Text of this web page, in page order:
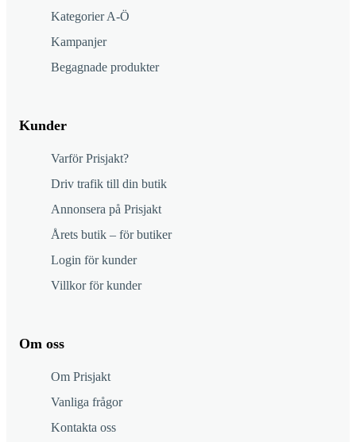
Kategorier A-Ö
Kampanjer
Begagnade produkter
Kunder
Varför Prisjakt?
Driv trafik till din butik
Annonsera på Prisjakt
Årets butik – för butiker
Login för kunder
Villkor för kunder
Om oss
Om Prisjakt
Vanliga frågor
Kontakta oss